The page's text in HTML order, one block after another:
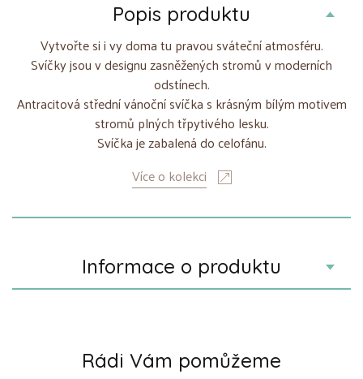
Popis produktu
Vytvořte si i vy doma tu pravou sváteční atmosféru.
Svíčky jsou v designu zasněžených stromů v moderních
odstínech.
Antracitová střední vánoční svíčka s krásným bílým motivem
stromů plných třpytivého lesku.
Svíčka je zabalená do celofánu.
Více o kolekci
Informace o produktu
Rádi Vám pomůžeme